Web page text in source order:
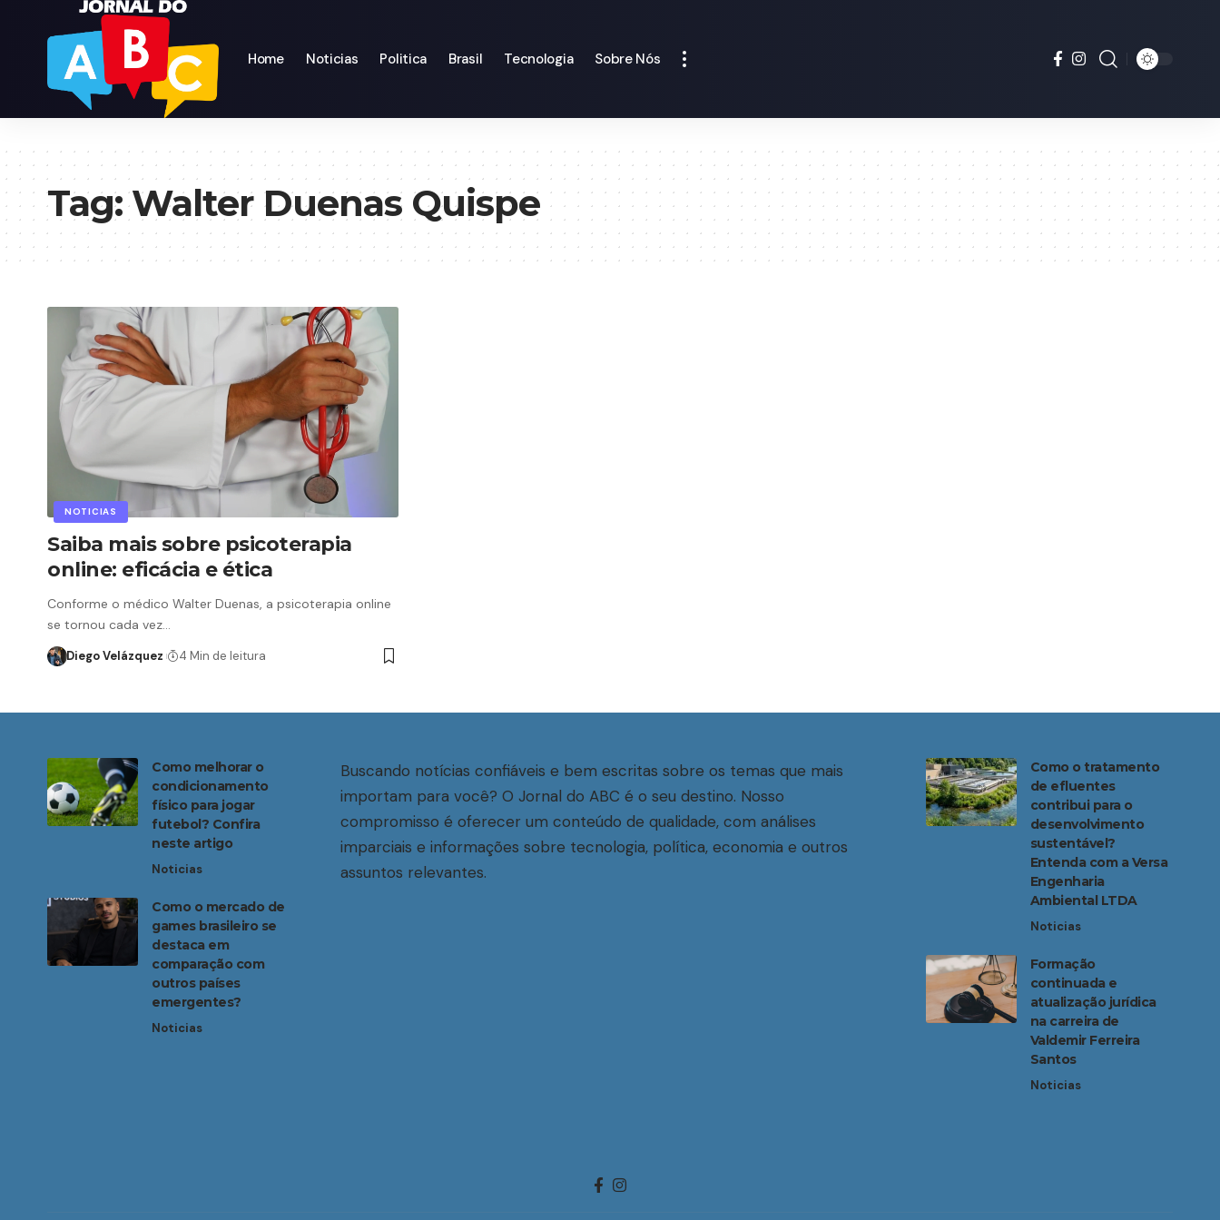
Home Noticias Politica Brasil Tecnologia Sobre Nós
Tag:Walter Duenas Quispe
NOTICIAS
Saiba mais sobre psicoterapia
online: eficácia e ética
Conforme o médico Walter Duenas, a psicoterapia online
se tornou cada vez…
Diego Velázquez 4 Min de leitura
Como melhorar o
condicionamento
físico para jogar
futebol? Confira
neste artigo
Noticias
Como o mercado de
games brasileiro se
destaca em
comparação com
outros países
emergentes?
Noticias
Buscando notícias confiáveis e bem escritas sobre os temas que mais
importam para você? O Jornal do ABC é o seu destino. Nosso
compromisso é oferecer um conteúdo de qualidade, com análises
imparciais e informações sobre tecnologia, política, economia e outros
assuntos relevantes.
Como o tratamento
de efluentes
contribui para o
desenvolvimento
sustentável?
Entenda com a Versa
Engenharia
Ambiental LTDA
Noticias
Formação
continuada e
atualização jurídica
na carreira de
Valdemir Ferreira
Santos
Noticias